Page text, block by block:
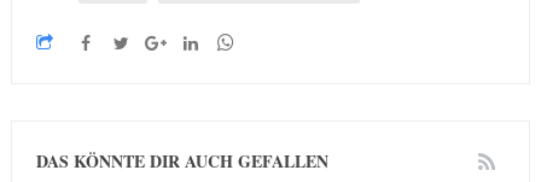
DAS KÖNNTE DIR AUCH GEFALLEN